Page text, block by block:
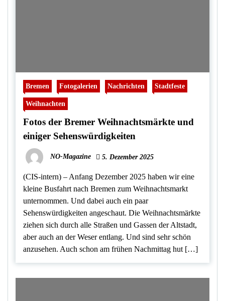
Bremen Fotogalerien Nachrichten Stadtfeste
Weihnachten
Fotos der Bremer Weihnachtsmärkte und
einiger Sehenswürdigkeiten
NO-Magazine 5. Dezember 2025
(CIS-intern) – Anfang Dezember 2025 haben wir eine
kleine Busfahrt nach Bremen zum Weihnachtsmarkt
unternommen. Und dabei auch ein paar
Sehenswürdigkeiten angeschaut. Die Weihnachtsmärkte
ziehen sich durch alle Straßen und Gassen der Altstadt,
aber auch an der Weser entlang. Und sind sehr schön
anzusehen. Auch schon am frühen Nachmittag hut […]